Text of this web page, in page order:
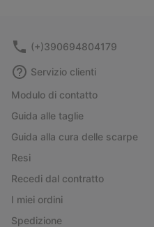
(+)390694804179
Servizio clienti
Modulo di contatto
Guida alle taglie
Guida alla cura delle scarpe
Resi
Recedi dal contratto
I miei ordini
Spedizione